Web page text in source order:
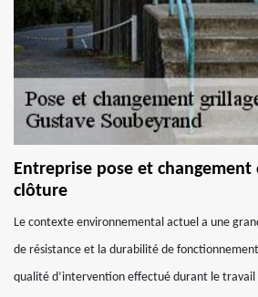
Entreprise pose et changement
clôture
Le contexte environnemental actuel a une
de résistance et la durabilité de
qualité d’intervention effectué durant le travail